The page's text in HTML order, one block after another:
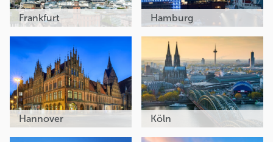
Frankfurt Hamburg
Hannover Köln